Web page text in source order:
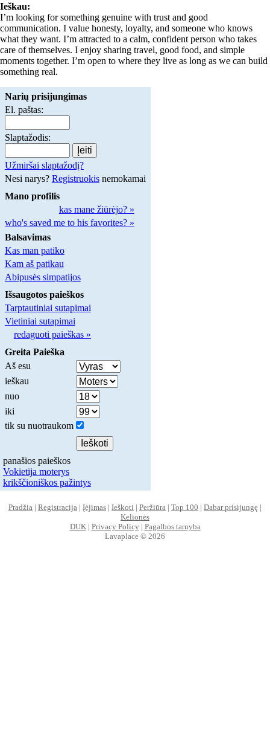
Ieškau:
I’m looking for something genuine with trust and good
communication. I value honesty, loyalty, and someone who knows
what they want. I’m attracted to a calm, confident person who takes
care of themselves. I enjoy sharing travel, good food, and simple
moments together. I’m open to where they live as long as we can build
something real.
Narių prisijungimas
El. paštas:
Slaptažodis:
Užmiršai slaptažodį?
Nesi narys? Registruokisnemokamai
Mano profilis
kas mane žiūrėjo? »
who's saved me to his favorites? »
Balsavimas
Kas man patiko
Kam aš patikau
Abipusės simpatijos
Išsaugotos paieškos
Tarptautiniai sutapimai
Vietiniai sutapimai
redaguoti paieškas »
Greita Paieška
Aš esu
ieškau
nuo
iki
tik su nuotraukom
panašios paieškos
Vokietija moterys
krikščioniškos pažintys
Pradžia | Registracija | Įėjimas | Ieškoti | Peržiūra | Top 100 | Dabar prisijungę |
Kelionės
DUK| Privacy Policy| Pagalbos tarnyba
Lavaplace © 2026